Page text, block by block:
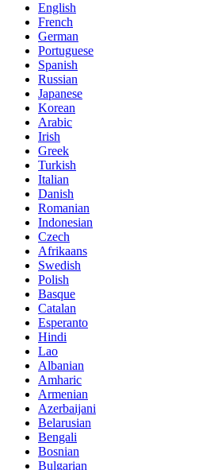
English
French
German
Portuguese
Spanish
Russian
Japanese
Korean
Arabic
Irish
Greek
Turkish
Italian
Danish
Romanian
Indonesian
Czech
Afrikaans
Swedish
Polish
Basque
Catalan
Esperanto
Hindi
Lao
Albanian
Amharic
Armenian
Azerbaijani
Belarusian
Bengali
Bosnian
Bulgarian